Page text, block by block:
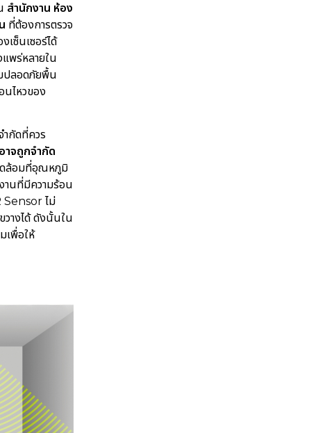
สำนักงาน ห้อง
ที่ต้องการตรวจ
เซ็นเซอร์ได้
พร่หลายใน
ปลอดภัยพื้น
นไหวของ
กัดที่ควร
าจถูกจำกัด
ดล้อมที่อุณหภูมิ
านที่มีความร้อน
Sensor ไม่
างได้ ดังนั้นใน
เพื่อให้